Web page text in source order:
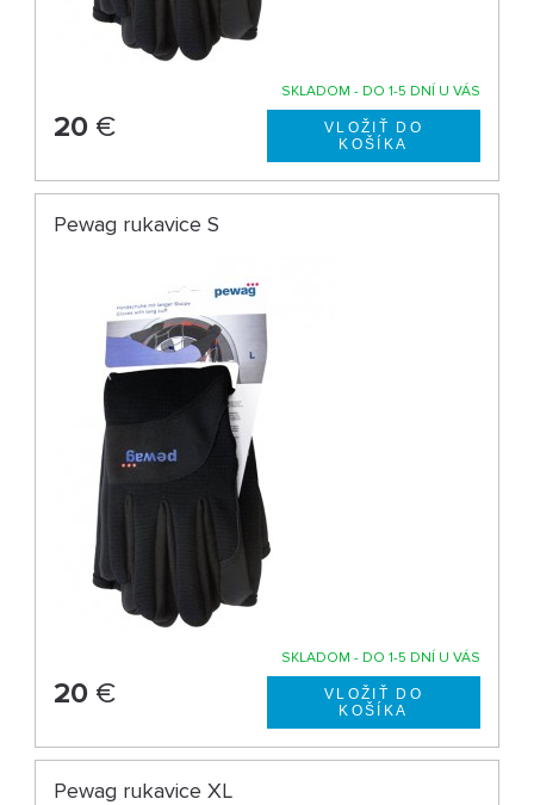
SKLADOM - DO 1-5 DNÍ U VÁS
20 €
Pewag rukavice S
SKLADOM - DO 1-5 DNÍ U VÁS
20 €
Pewag rukavice XL